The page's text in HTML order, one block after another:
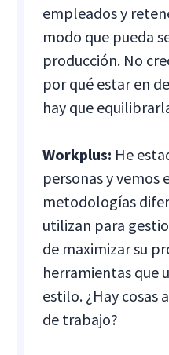
empleados y
modo que pueda
producción. No
por qué estar en
hay que
Workplus: He
personas y vemos
metodologías
utilizan para
de maximizar su
herramientas que
estilo. ¿Hay cosas
de trabajo?